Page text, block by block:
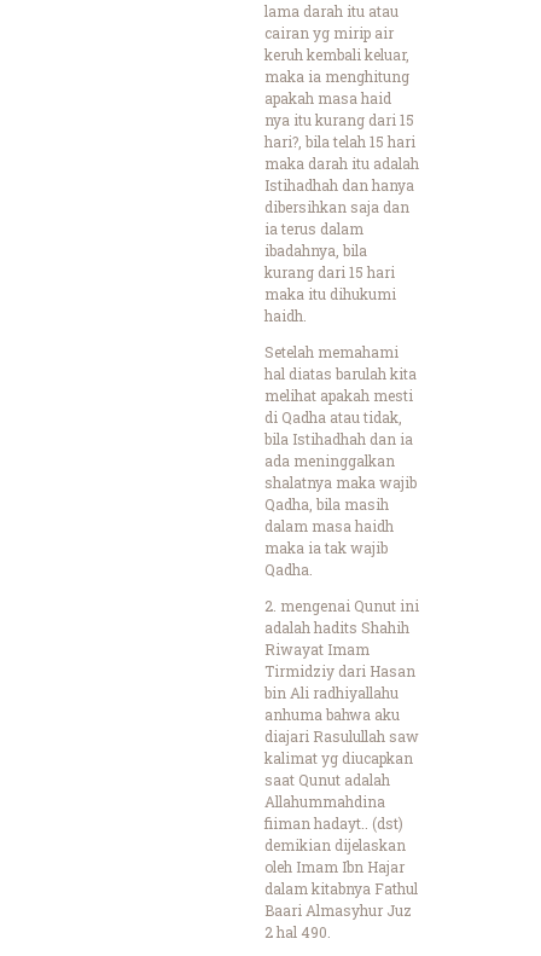
lama darah itu atau
cairan yg mirip air
keruh kembali keluar,
maka ia menghitung
apakah masa haid
nya itu kurang dari 15
hari?, bila telah 15 hari
maka darah itu adalah
Istihadhah dan hanya
dibersihkan saja dan
ia terus dalam
ibadahnya, bila
kurang dari 15 hari
maka itu dihukumi
haidh.
Setelah memahami
hal diatas barulah kita
melihat apakah mesti
di Qadha atau tidak,
bila Istihadhah dan ia
ada meninggalkan
shalatnya maka wajib
Qadha, bila masih
dalam masa haidh
maka ia tak wajib
Qadha.
2. mengenai Qunut ini
adalah hadits Shahih
Riwayat Imam
Tirmidziy dari Hasan
bin Ali radhiyallahu
anhuma bahwa aku
diajari Rasulullah saw
kalimat yg diucapkan
saat Qunut adalah
Allahummahdina
fiiman hadayt.. (dst)
demikian dijelaskan
oleh Imam Ibn Hajar
dalam kitabnya Fathul
Baari Almasyhur Juz
2 hal 490.